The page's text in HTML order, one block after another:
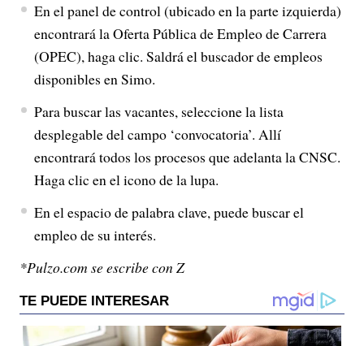
En el panel de control (ubicado en la parte izquierda)
encontrará la Oferta Pública de Empleo de Carrera
(OPEC), haga clic. Saldrá el buscador de empleos
disponibles en Simo.
Para buscar las vacantes, seleccione la lista
desplegable del campo ‘convocatoria’. Allí
encontrará todos los procesos que adelanta la CNSC.
Haga clic en el icono de la lupa.
En el espacio de palabra clave, puede buscar el
empleo de su interés.
*Pulzo.com se escribe con Z